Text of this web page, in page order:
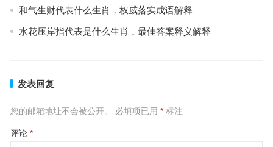
和气生财代表什么生肖，权威落实成语解释
水花压岸指代表是什么生肖，最佳答案释义解释
发表回复
您的邮箱地址不会被公开。 必填项已用 *标注
评论 *